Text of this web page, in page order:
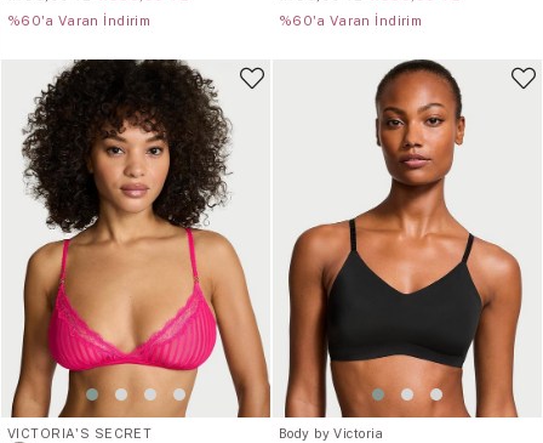
%60'a Varan İndirim %60'a Varan İndirim
VICTORIA'S SECRET
Body by Victoria